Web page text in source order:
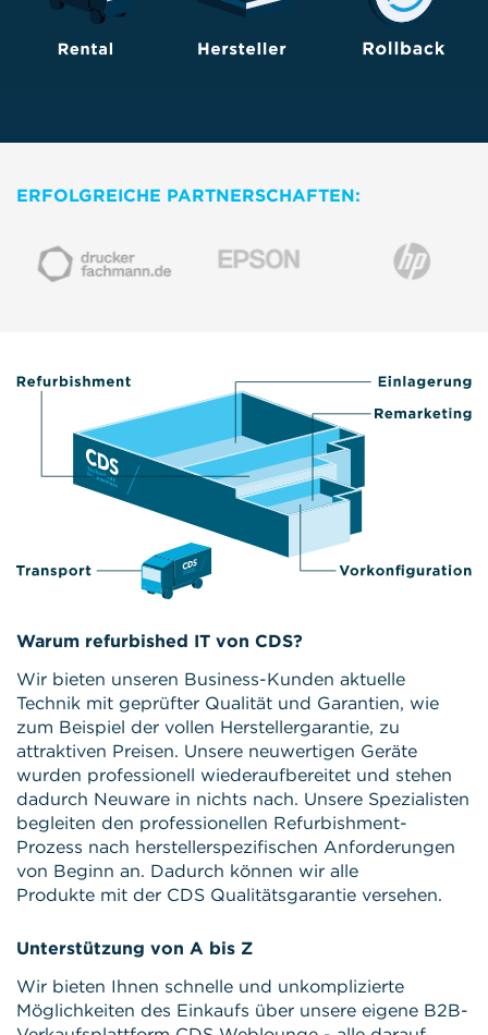
ERFOLGREICHE PARTNERSCHAFTEN:
Warum refurbished IT von CDS?
Wir bieten unseren Business-Kunden aktuelle
Technik mit geprüfter Qualität und Garantien, wie
zum Beispiel der vollen Herstellergarantie, zu
attraktiven Preisen. Unsere neuwertigen Geräte
wurden professionell wiederaufbereitet und stehen
dadurch Neuware in nichts nach. Unsere Spezialisten
begleiten den professionellen Refurbishment-
Prozess nach herstellerspezifischen Anforderungen
von Beginn an. Dadurch können wir alle
Produkte mit der CDS Qualitätsgarantie versehen.
Unterstützung von A bis Z
Wir bieten Ihnen schnelle und unkomplizierte
Möglichkeiten des Einkaufs über unsere eigene B2B-